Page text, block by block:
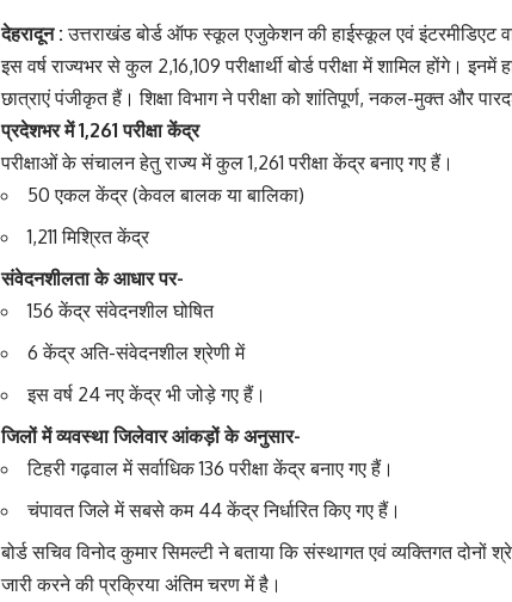
देहरादून : उत्तराखंड बोर्ड ऑफ स्कूल एजुकेशन की हाईस्कूल एवं इंटरमीडिएट
इस वर्ष राज्यभर से कुल 2,16,109 परीक्षार्थी बोर्ड परीक्षा में शामिल होंगे।
छात्राएं पंजीकृत हैं। शिक्षा विभाग ने परीक्षा को शांतिपूर्ण, नकल-मुक्त और
प्रदेशभर में 1,261 परीक्षा केंद्र
परीक्षाओं के संचालन हेतु राज्य में कुल 1,261 परीक्षा केंद्र बनाए गए हैं।
50 एकल केंद्र (केवल बालक या बालिका)
1,211 मिश्रित केंद्र
संवेदनशीलता के आधार पर-
156 केंद्र संवेदनशील घोषित
6 केंद्र अति-संवेदनशील श्रेणी में
इस वर्ष 24 नए केंद्र भी जोड़े गए हैं।
जिलों में व्यवस्था जिलेवार आंकड़ों के अनुसार-
टिहरी गढ़वाल में सर्वाधिक 136 परीक्षा केंद्र बनाए गए हैं।
चंपावत जिले में सबसे कम 44 केंद्र निर्धारित किए गए हैं।
बोर्ड सचिव विनोद कुमार सिमल्टी ने बताया कि संस्थागत एवं व्यक्तिगत
जारी करने की प्रक्रिया अंतिम चरण में है।